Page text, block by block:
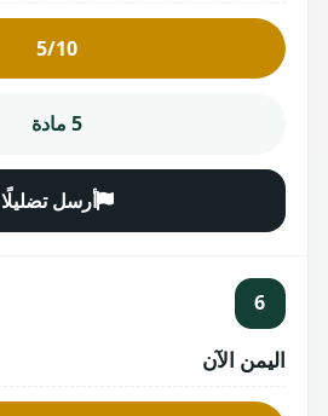
5/10
5 مادة
أرسل تضليلًا
6
اليمن الآن